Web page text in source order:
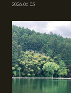
2026.06.05